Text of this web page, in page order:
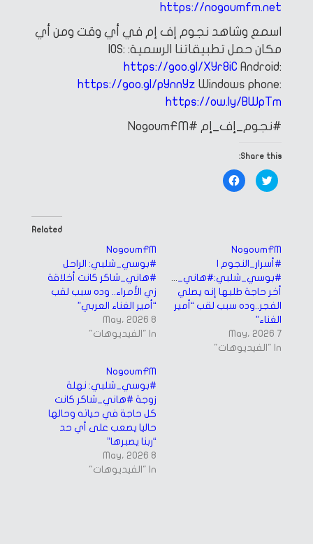
https://nogoumfm.net
اسمع وشاهد نجوم إف إم في أي وقت ومن أي
مكان حمل تطبيقاتنا الرسمية:
https://goo.gl/XYr8iC Android:
https://goo.gl/pYnnYz Windows phone:
https://ow.ly/BWpTm
#نجوم_إف_إم #NogoumFM
Share this:
Click
to
share
window)
Click
to
Related
NogoumFM
#بوسي_شلبي: الراحل
#هاني_شاكر كانت أخلاقة
زي الأمراء.. وده سبب لقب
“أمير الغناء العربي”
8 May، 2026
In "الفيديوهات"
NogoumFM
#أسرار_النجوم |
#بوسي_شلبي:#هاني_شاكر
أخر حاجة طلبها إنه يصلي
الفجر..وده سبب لقب “أمير
الغناء”
7 May، 2026
In "الفيديوهات"
NogoumFM
#بوسي_شلبي: نهلة
زوجة #هاني_شاكر كانت
كل حاجة في حياته وحالها
حاليا يصعب على أي حد
“ربنا يصبرها”
8 May، 2026
In "الفيديوهات"